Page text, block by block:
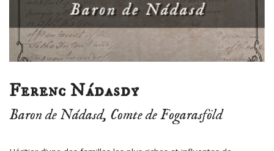
Ferenc Nádasdy
Baron deNádasd, Comte de Fogarasföld